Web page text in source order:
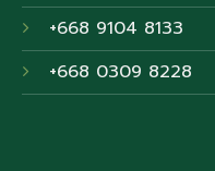
+668 9104 8133
+668 0309 8228